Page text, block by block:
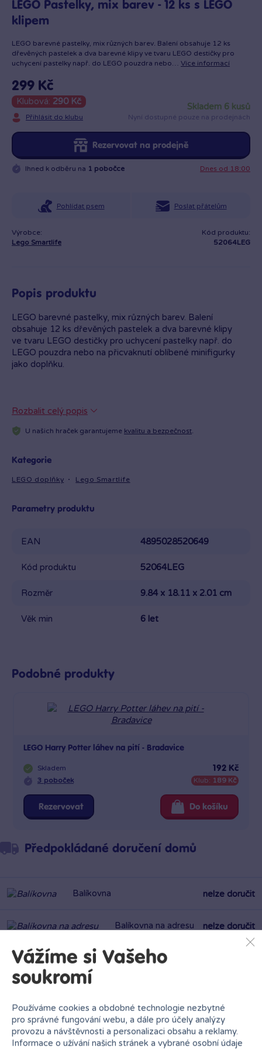
LEGO Pastelky, mix barev - 12 ks s LEGO
klipem
LEGO barevné pastelky, mix různých barev. Balení obsahuje 12 ks
dřevěných pastelek a dva barevné klipy ve tvaru LEGO destičky pro
uchycení pastelky např. do LEGO pouzdra nebo… Více informací
299 Kč
Klubová: 290 Kč
Přihlásit do klubu
skladem 6 kusů
Nyní dostupné pouze na prodejnách
Rezervovat na prodejně
Ihned k odběru na 1 pobočce Dnes od 18:00
Pohlídat psem Poslat přátelům
Výrobce:
Lego Smartlife
Kód produktu:
52064LEG
Popis produktu
LEGO barevné pastelky, mix různých barev. Balení
obsahuje 12 ks dřevěných pastelek a dva barevné klipy
ve tvaru LEGO destičky pro uchycení pastelky např. do
LEGO pouzdra nebo na přicvaknutí oblíbené minifigurky
jako doplňku.
Rozbalit celý popis
U našich hraček garantujeme kvalitu a bezpečnost.
Kategorie
LEGO doplňky Lego Smartlife
Parametry produktu
EAN 4895028520649
Kód produktu 52064LEG
Rozměr 9.84 x 18.11 x 2.01 cm
Věk min 6 let
Podobné produkty
LEGO Harry Potter láhev na pití - Bradavice
Skladem
3 poboček
192 Kč
Klub: 189 Kč
Rezervovat Do košíku
Předpokládané doručení domů
Balíkovna nelze doručit
Balíkovna na adresu nelze doručit
PPL výdejní místa
PPL nelze doručit
Vážíme si Vašeho
soukromí
Používáme cookies a obdobné technologie nezbytné
pro správné fungování webu, a dále pro účely analýzy
provozu a návštěvnosti a personalizaci obsahu a reklamy.
Informace o užívání našich stránek a vybrané osobní údaje